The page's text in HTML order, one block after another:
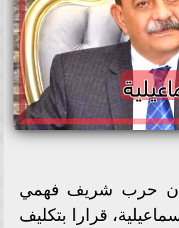
حرب شريف فهمي
قرارا بتكليف